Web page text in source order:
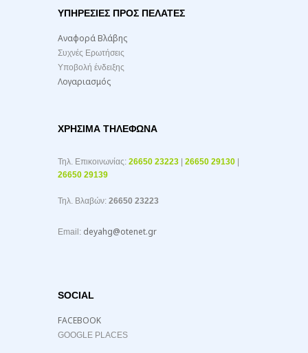
ΥΠΗΡΕΣΙΕΣ ΠΡΟΣ ΠΕΛΑΤΕΣ
Αναφορά Βλάβης
Συχνές Ερωτήσεις
Υποβολή ένδειξης
Λογαριασμός
ΧΡΉΣΙΜΑ ΤΗΛΈΦΩΝΑ
Τηλ. Επικοινωνίας: 26650 23223 26650 29130
26650 29139
Τηλ. Βλαβών: 26650 23223
Email: deyahg@otenet.gr
SOCIAL
FACEBOOK
GOOGLE PLACES